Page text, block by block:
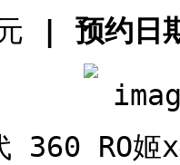
| 预约日
360 RO姬